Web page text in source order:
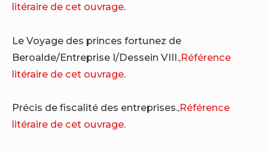
litéraire de cet ouvrage.
Le Voyage des princes fortunez de
Beroalde/Entreprise I/Dessein VIII.,Référence
litéraire de cet ouvrage.
Précis de fiscalité des entreprises.,Référence
litéraire de cet ouvrage.